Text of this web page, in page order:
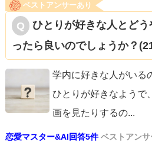
ベストアンサーあり
ひとりが好きな人とど
ったら良いのでしょうか？
学内に好きな人がいる
ひとりが好きなようで
画を見たりするの...
恋愛マスター&AI回答5件 ベストアンサ